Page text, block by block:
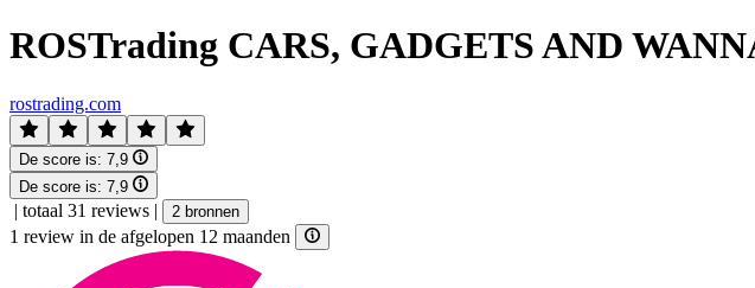
ROSTrading CARS, GADGETS AND
rostrading.com
De score is: 7,9
De score is: 7,9
| totaal 31 reviews | 2 bronnen
1 review in de afgelopen 12 maanden